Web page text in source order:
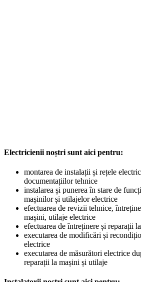
Electricienii noștri sunt aici pentru:
montarea de instalații și rețele
documentațiilor tehnice
instalarea și punerea în stare de
mașinilor și utilajelor electrice
efectuarea de revizii tehnice,
mașini, utilaje electrice
efectuarea de întreținere și reparații
executarea de modificări și
electrice
executarea de măsurători electrice
reparații la mașini și utilaje